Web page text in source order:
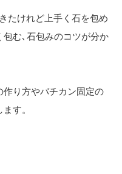
たけれど上手く石を包め
む､石包みのコツが分か
作り方やバチカン固定の
す。